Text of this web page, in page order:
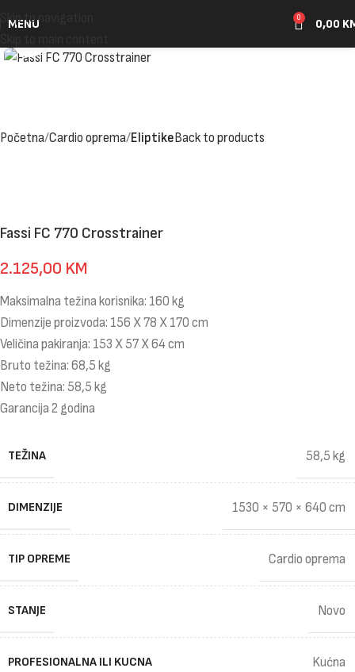
Skip to navigation
MENU 0 0,00
Početna Cardio oprema EliptikeBack to products
Fassi FC 770 Crosstrainer
2.125,00 KM
Maksimalna težina korisnika: 160 kg
Dimenzije proizvoda: 156 X 78 X 170 cm
Veličina pakiranja: 153 X 57 X 64 cm
Bruto težina: 68,5 kg
Neto težina: 58,5 kg
Garancija 2 godina
TEŽINA 58,5 kg
DIMENZIJE 1530 × 570 × 640 cm
TIP OPREME Cardio oprema
STANJE Novo
PROFESIONALNA ILI KUCNA Kućna